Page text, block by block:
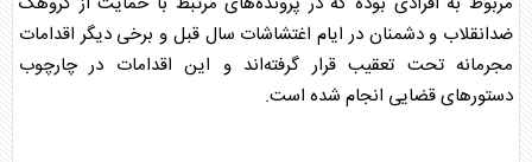
ضدانقلاب و دشمنان در ایام اغتشاشات سال قبل و برخی دیگر اقدامات
مجرمانه تحت تعقیب قرار گرفته‌اند و این اقدامات در چارچوب
دستورهای قضایی انجام شده است.